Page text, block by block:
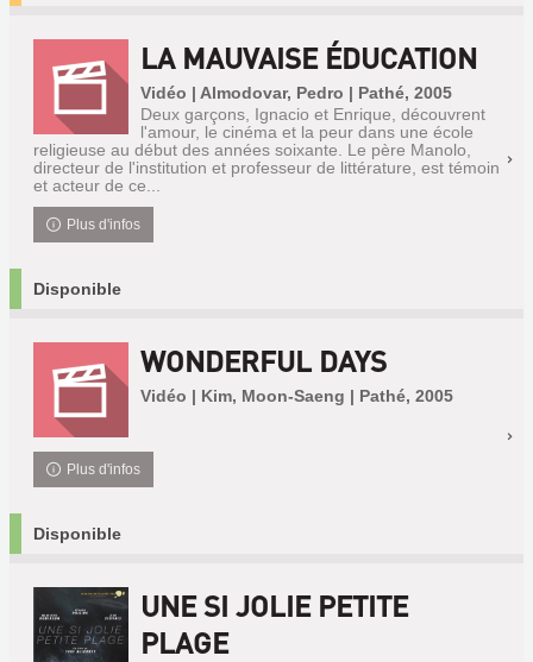
LA MAUVAISE ÉDUCATION
Vidéo | Almodovar, Pedro | Pathé, 2005
Deux garçons, Ignacio et Enrique, découvrent
l'amour, le cinéma et la peur dans une école
religieuse au début des années soixante. Le père Manolo,
directeur de l'institution et professeur de littérature, est témoin
et acteur de ce...
Plus d'infos
Disponible
WONDERFUL DAYS
Vidéo | Kim, Moon-Saeng | Pathé, 2005
Plus d'infos
Disponible
UNE SI JOLIE PETITE
PLAGE